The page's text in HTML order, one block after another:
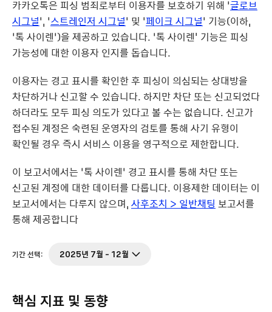
카카오톡은 피싱 범죄로부터 이용자를 보호하기 위해 ‘글로브
시그널’, ‘스트레인저 시그널’ 및 ‘페이크 시그널’ 기능(이하,
‘톡 사이렌’)을 제공하고 있습니다. ‘톡 사이렌' 기능은 피싱
가능성에 대한 이용자 인지를 돕습니다.
이용자는 경고 표시를 확인한 후 피싱이 의심되는 상대방을
차단하거나 신고할 수 있습니다. 하지만 차단 또는 신고되었다
하더라도 모두 피싱 의도가 있다고 볼 수는 없습니다. 신고가
접수된 계정은 숙련된 운영자의 검토를 통해 사기 유형이
확인될 경우 즉시 서비스 이용을 영구적으로 제한합니다.
이 보고서에서는 ‘톡 사이렌’ 경고 표시를 통해 차단 또는
신고된 계정에 대한 데이터를 다룹니다. 이용제한 데이터는 이
보고서에서는 다루지 않으며, 사후조치 > 일반채팅 보고서를
통해 제공합니다
기간 선택: 2025년 7월 - 12월
핵심 지표 및 동향